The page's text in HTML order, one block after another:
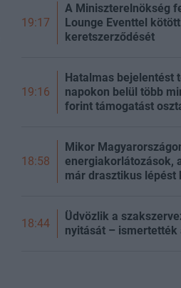
19:17
A Miniszterelnökség
Lounge Eventtel kötött
keretszerződését
19:16
Hatalmas bejelentést
napokon belül több
forint támogatást
18:58
Mikor
energiakorlátozások,
már drasztikus lépést
18:44
Üdvözlik a
nyitását – ismertették